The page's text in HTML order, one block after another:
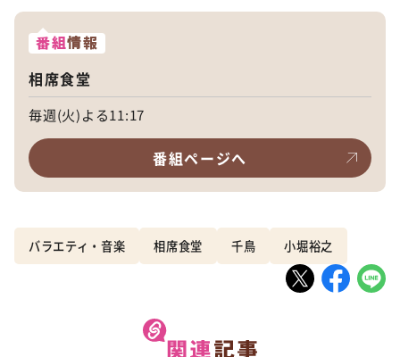
番組情報
相席食堂
毎週(火)よる11:17
番組ページへ
バラエティ・音楽 相席食堂 千鳥 小堀裕之